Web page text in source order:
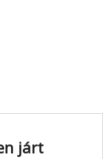
járt